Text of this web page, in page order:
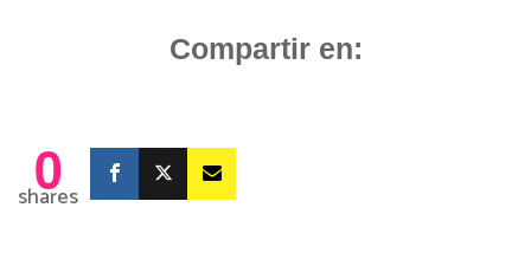
Compartir en:
0
shares